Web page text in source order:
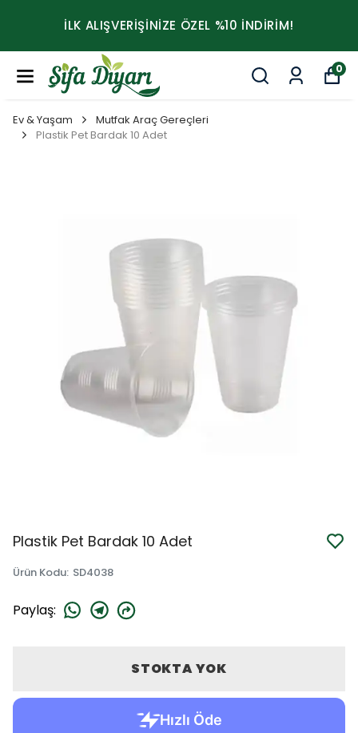
İLK ALIŞVERİŞİNİZE ÖZEL %10 İNDİRİM!
0
Ev & Yaşam
Mutfak Araç Gereçleri
Plastik Pet Bardak 10 Adet
Plastik Pet Bardak 10 Adet
Ürün Kodu: SD4038
Paylaş:
STOKTA YOK